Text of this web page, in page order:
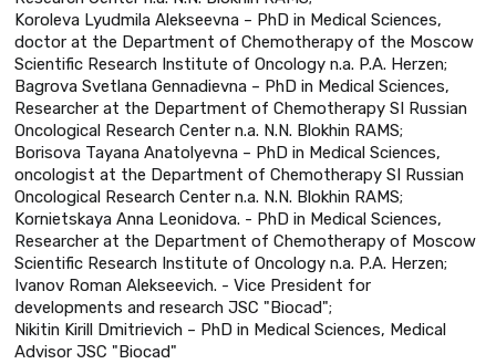
Koroleva Lyudmila Alekseevna – PhD in Medical Sciences,
doctor at the Department of Chemotherapy of the Moscow
Scientific Research Institute of Oncology n.a. P.A. Herzen;
Bagrova Svetlana Gennadievna – PhD in Medical Sciences,
Researcher at the Department of Chemotherapy SI Russian
Oncological Research Center n.a. N.N. Blokhin RAMS;
Borisova Tayana Anatolyevna – PhD in Medical Sciences,
oncologist at the Department of Chemotherapy SI Russian
Oncological Research Center n.a. N.N. Blokhin RAMS;
Kornietskaya Anna Leonidova. - PhD in Medical Sciences,
Researcher at the Department of Chemotherapy of Moscow
Scientific Research Institute of Oncology n.a. P.A. Herzen;
Ivanov Roman Alekseevich. - Vice President for
developments and research JSC "Biocad";
Nikitin Kirill Dmitrievich – PhD in Medical Sciences, Medical
Advisor JSC "Biocad"